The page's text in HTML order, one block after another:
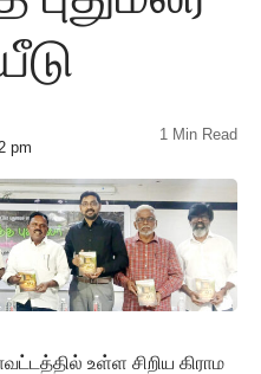
pm
1 Min Read
உள்ள சிறிய கிராம